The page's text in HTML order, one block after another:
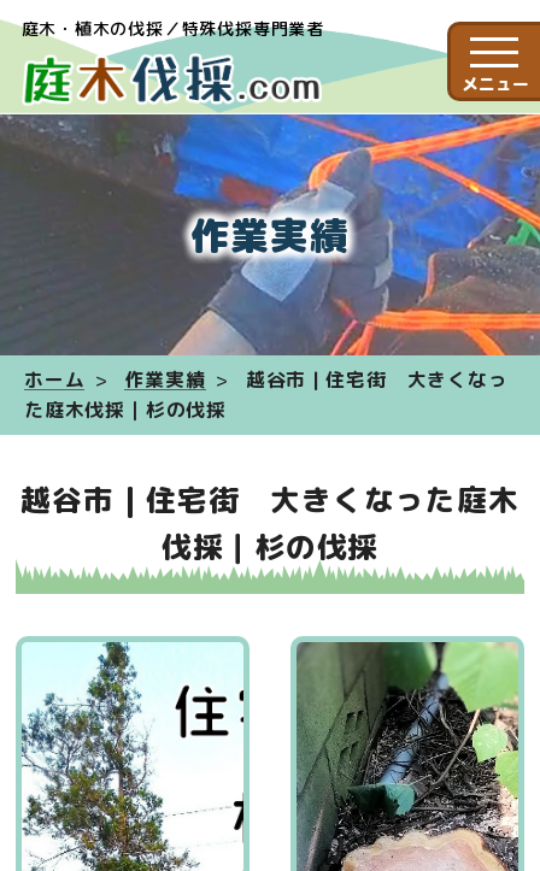
庭木・植木の伐採／特殊伐採専門業者
作業実績
ホーム 作業実績
越谷市 | 住宅街 大きくなっ
た庭木伐採｜杉の伐採
メニュー
越谷市 | 住宅街 大きくなった庭木
伐採｜杉の伐採